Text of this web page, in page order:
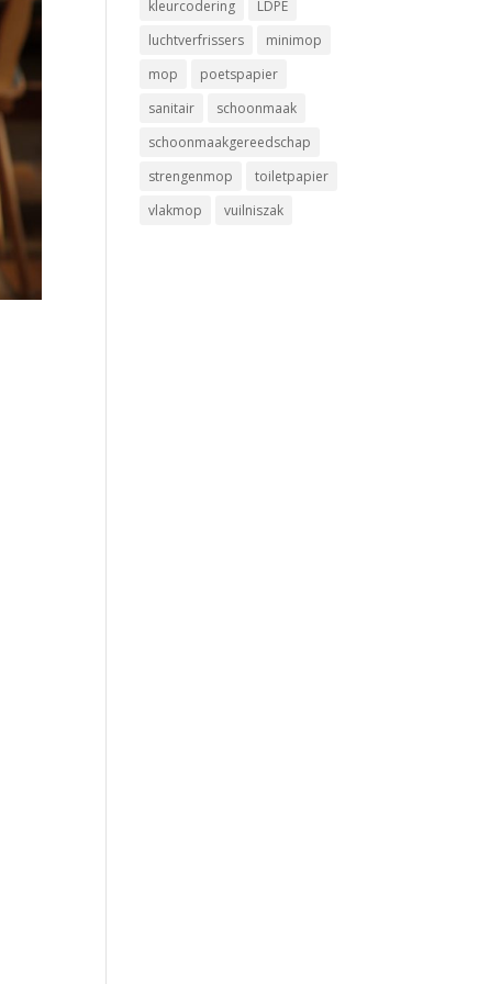
kleurcodering
LDPE
luchtverfrissers
minimop
mop
poetspapier
sanitair
schoonmaak
schoonmaakgereedschap
strengenmop
toiletpapier
vlakmop
vuilniszak